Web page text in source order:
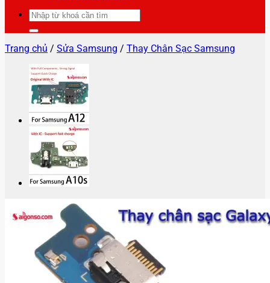
Tìm
kiếm:
Trang chủ / Sửa Samsung / Thay Chân Sạc Samsung